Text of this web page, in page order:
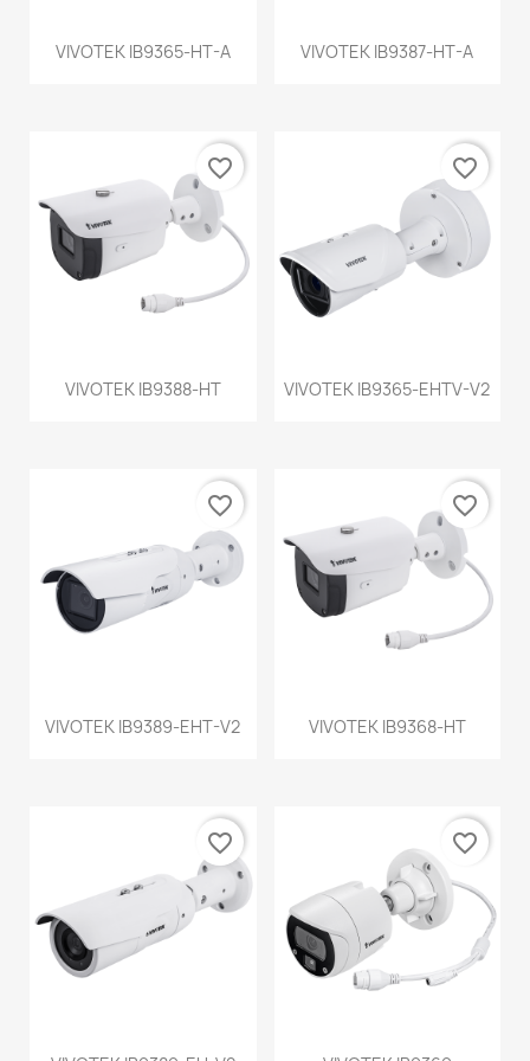
VIVOTEK IB9365-HT-A VIVOTEK IB9387-HT-A
VIVOTEK IB9388-HT
favorite_border
VIVOTEK IB9365-EHTV-V2
favorite_border
VIVOTEK IB9389-EHT-V2
favorite_border
VIVOTEK IB9368-HT
favorite_border
favorite_border favorite_border